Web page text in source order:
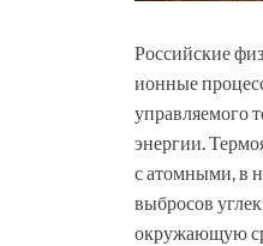
Российские
ионные
управляемого
энергии.
с атомными, в
выбросов
окружающую